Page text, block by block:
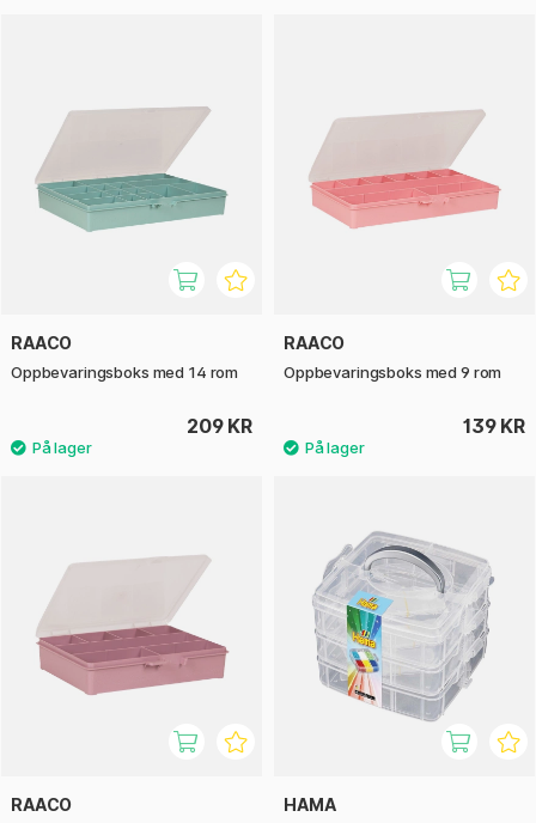
RAACO
Oppbevaringsboks med 14 rom
209 KR
RAACO
Oppbevaringsboks med 9 rom
139 KR
RAACO HAMA